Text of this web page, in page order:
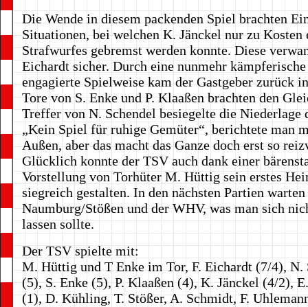
Die Wende in diesem packenden Spiel brachten
Situationen, bei welchen K. Jänckel nur zu Kosten
Strafwurfes gebremst werden konnte. Diese
Eichardt sicher. Durch eine nunmehr
engagierte Spielweise kam der Gastgeber zurück
Tore von S. Enke und P. Klaaßen brachten den
Treffer von N. Schendel besiegelte die Niederlage
„Kein Spiel für ruhige Gemüter“, berichtete man
Außen, aber das macht das Ganze doch erst so
Glücklich konnte der TSV auch dank einer
Vorstellung von Torhüter M. Hüttig sein erstes
siegreich gestalten. In den nächsten Partien warten
Naumburg/Stößen und der WHV, was man sich
lassen sollte.
Der TSV spielte mit:
M. Hüttig und T Enke im Tor, F. Eichardt (7/4), N.
(5), S. Enke (5), P. Klaaßen (4), K. Jänckel (4/2),
(1), D. Kühling, T. Stößer, A. Schmidt, F.